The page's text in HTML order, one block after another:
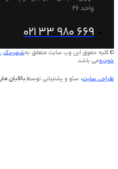
021 33 980
وب سایت متعلق بهشهریدک, تامین کننده
، سئو و پشتیبانی توسط:بالابان مارکتینگ